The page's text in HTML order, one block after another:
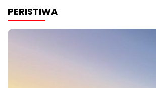
PERISTIWA